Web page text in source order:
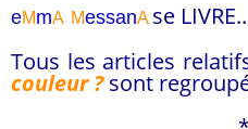
eMmA MessanA se
Tous les articles
couleur ?sont